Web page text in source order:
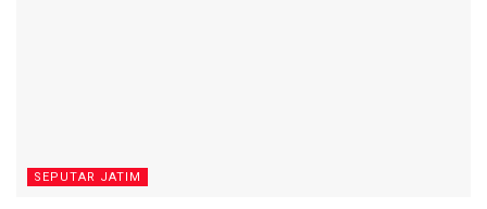
SEPUTAR JATIM